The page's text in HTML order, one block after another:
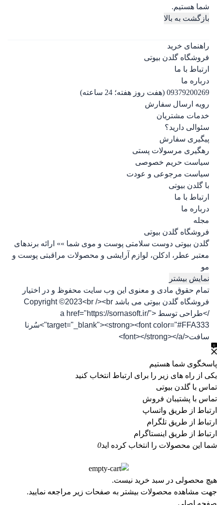
شما هستیم.
بازگشت به بالا
راهنمای خرید
فروشگاه گلدن بیوتی
ارتباط با ما
درباره ما
09379200269 (هفت روز هفته؛ 24 ساعته)
رویه ارسال سفارش
خدمات مشتریان
سئوالی دارید؟
پیگیری سفارش
رهگیری مرسولات پستی
سیاست حریم خصوصی
سیاست مرجوعی و عودت
با گلدن بیوتی
ارتباط با ما
درباره ما
مجله
فروشگاه گلدن بیوتی
گلدن بیوتی دوست سلامتی پوست و موی شما »» ارائه برندهای
معتبر عطر، ادکلن، لوازم آرایشی و محصولات مراقبتی پوست و
مو
نمایش بیشتر
تمام حقوق مادی و معنوی این وب سایت محفوظ و در اختیار
فروشگاه گلدن بیوتی می باشد Copyright ©2023<br /><br
/>طراحی توسط <a href="https://sornasoft.ir/"
target="_blank"><strong><font color="#FFA333">سُرنا
سافت</font></strong></a>
پاسخگوی شما هستیم
یکی از راه های زیر را برای ارتباط انتخاب کنید
تماس با گلدن بیوتی
تماس با پشتیبان فروش
ارتباط از طریق واتساپ
ارتباط از طریق تلگرام
ارتباط از طریق اینستاگرام
شما این محصولات را انتخاب کرده اید0
هیچ محصولی در سبد خرید نیست.
جهت مشاهده محصولات بیشتر به صفحات زیر مراجعه نمایید.
صفحه اصلی